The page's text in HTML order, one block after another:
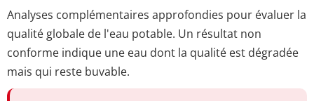
Analyses complémentaires approfondies pour évaluer la
qualité globale de l'eau potable. Un résultat non
conforme indique une eau dont la qualité est dégradée
mais qui reste buvable.